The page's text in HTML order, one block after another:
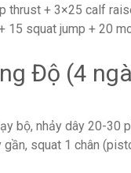
thrust + 3×25 calf
15 squat jump + 20
Độ (4
bộ, nhảy dây 20-30
squat 1 chân